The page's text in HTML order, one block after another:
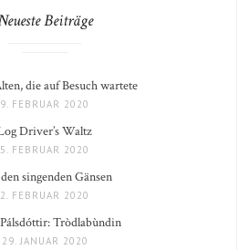
Beiträge
die auf Besuch wartete
9. FEBRUAR 2020
Driver’s Waltz
5. FEBRUAR 2020
singenden Gänsen
2. FEBRUAR 2020
Tròdlabùndin
29. JANUAR 2020